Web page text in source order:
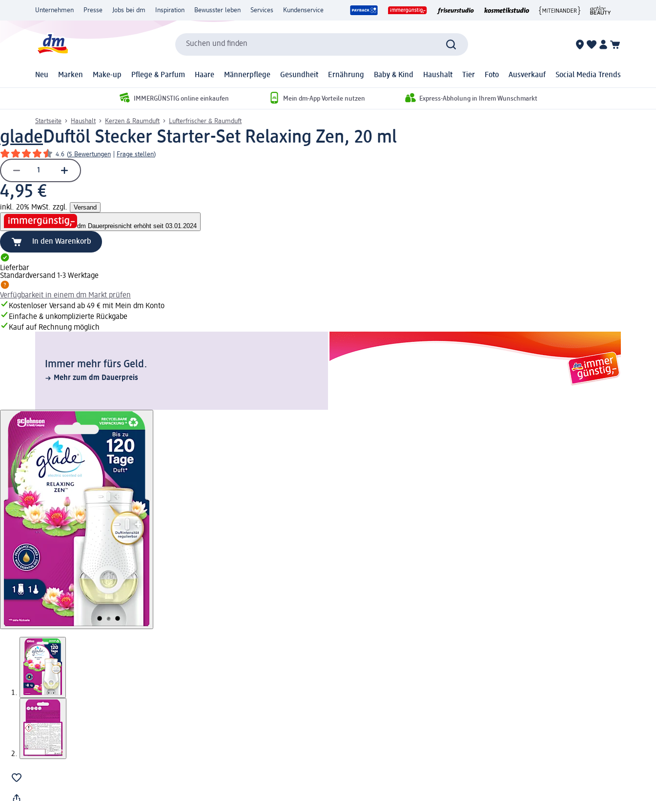
Unternehmen Presse Jobs bei dm Inspiration Bewusster leben Services Kundenservice
Suchen und finden
Neu Marken Make-up Pflege & Parfum Haare Männerpflege Gesundheit Ernährung Baby & Kind Haushalt Tier Foto Ausverkauf Social Media Trends
IMMERGÜNSTIG online einkaufen Mein dm-App Vorteile nutzen Express-Abholung in Ihrem Wunschmarkt
Startseite Haushalt Kerzen & Raumduft Lufterfrischer & Raumduft
gladeDuftöl Stecker Starter-Set Relaxing Zen, 20 ml
4.6 (5 Bewertungen Frage stellen)
4,95 €
inkl. 20% MwSt. zzgl. Versand
dm Dauerpreisnicht erhöht seit 03.01.2024
In den Warenkorb
Lieferbar
Standardversand 1-3 Werktage
Verfügbarkeit in einem dm Markt prüfen
Kostenloser Versand ab 49 € mit Mein dm Konto
Einfache & unkomplizierte Rückgabe
Kauf auf Rechnung möglich
Immer mehr fürs Geld.
Mehr zum dm Dauerpreis